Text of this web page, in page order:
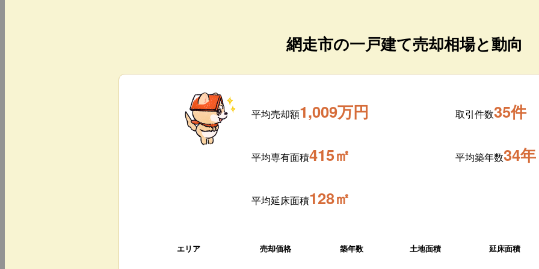
網走市の一戸建て売却相場と動向
平均売却額1,009万円 取引件数35件
平均専有面積415㎡ 平均築年数34年
平均延床面積128㎡
エリア 売却価格 築年数 土地面積 延床面積